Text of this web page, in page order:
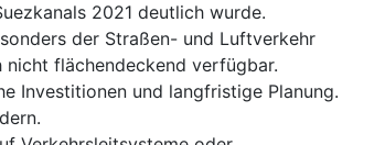
2021 deutlich wurde.
der Straßen- und Luftverkehr
flächendeckend verfügbar.
Investitionen und langfristige Planung.